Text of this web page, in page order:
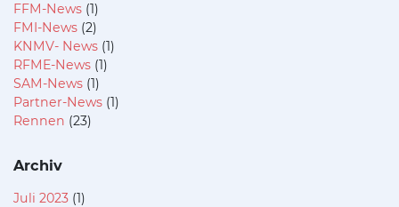
FFM-News (1)
FMI-News (2)
KNMV- News (1)
RFME-News (1)
SAM-News (1)
Partner-News (1)
Rennen (23)
Archiv
Juli 2023 (1)